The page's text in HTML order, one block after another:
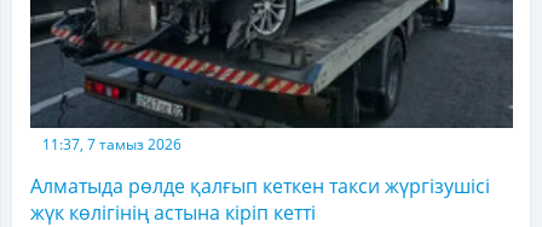
11:37, 7 тамыз 2026
Алматыда рөлде қалғып кеткен такси жүргізушісі
жүк көлігінің астына кіріп кетті